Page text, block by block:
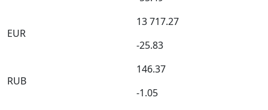
EUR
13 717.27
-25.83
RUB
146.37
-1.05